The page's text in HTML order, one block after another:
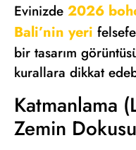
Evinizde 2026
Bali’nin yeri
bir tasarım
kurallara dikkat
Katmanlama
Zemin